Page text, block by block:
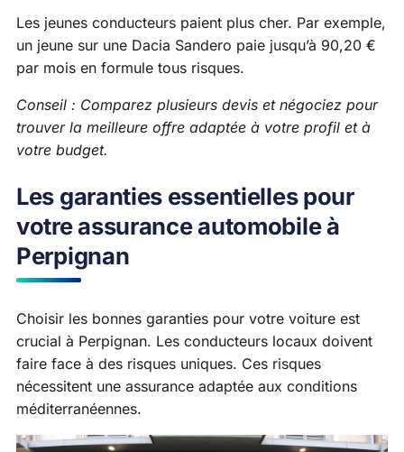
Les jeunes conducteurs paient plus cher. Par exemple,
un jeune sur une Dacia Sandero paie jusqu’à 90,20 €
par mois en formule tous risques.
Conseil : Comparez plusieurs devis et négociez pour
trouver la meilleure offre adaptée à votre profil et à
votre budget.
Les garanties essentielles pour
votre assurance automobile à
Perpignan
Choisir les bonnes garanties pour votre voiture est
crucial à Perpignan. Les conducteurs locaux doivent
faire face à des risques uniques. Ces risques
nécessitent une assurance adaptée aux conditions
méditerranéennes.